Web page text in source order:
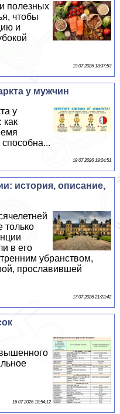
полезных
чтобы
и
19 07 2026 18:37:53
у мужчин
у
как
18 07 2026 19:24:51
история, описание,
только
в его
убранством,
прославившей
17 07 2026 21:23:42
16 07 2026 18:54:12